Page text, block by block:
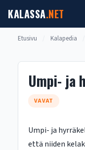
sisältöön
KALASSA.NET
Etusivu Kalapedia
Umpi- ja
VAVAT
Umpi- ja
että niiden